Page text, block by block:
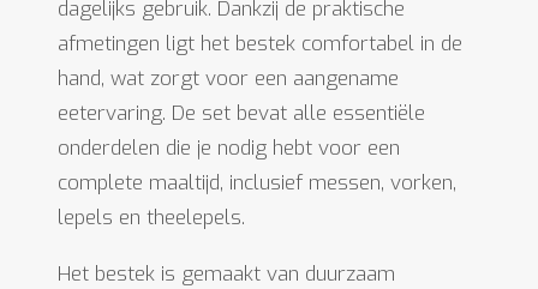
dagelijks gebruik. Dankzij de praktische
afmetingen ligt het bestek comfortabel in de
hand, wat zorgt voor een aangename
eetervaring. De set bevat alle essentiële
onderdelen die je nodig hebt voor een
complete maaltijd, inclusief messen, vorken,
lepels en theelepels.
Het bestek is gemaakt van duurzaam